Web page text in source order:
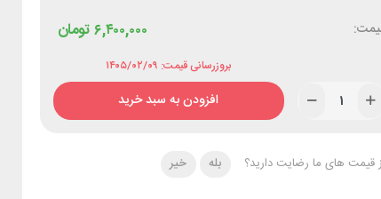
تومان۶,۴۰۰,۰۰۰
بروزرسانی قیمت: ۱۴۰۵/۰۲/۰۹
افزودن به سبد خرید
قیمت های ما رضایت دارید؟ بله خیر